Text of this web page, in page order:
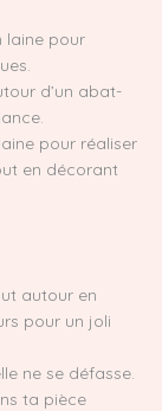
laine pour
d’un abat-
pour réaliser
en décorant
autour en
pour un joli
ne se défasse.
ta pièce